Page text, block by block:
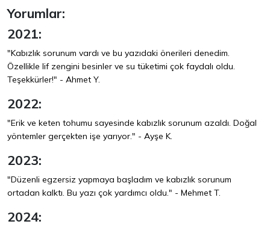
Yorumlar:
2021:
"Kabızlık sorunum vardı ve bu yazıdaki önerileri denedim.
Özellikle lif zengini besinler ve su tüketimi çok faydalı oldu.
Teşekkürler!" - Ahmet Y.
2022:
"Erik ve keten tohumu sayesinde kabızlık sorunum azaldı. Doğal
yöntemler gerçekten işe yarıyor." - Ayşe K.
2023:
"Düzenli egzersiz yapmaya başladım ve kabızlık sorunum
ortadan kalktı. Bu yazı çok yardımcı oldu." - Mehmet T.
2024: